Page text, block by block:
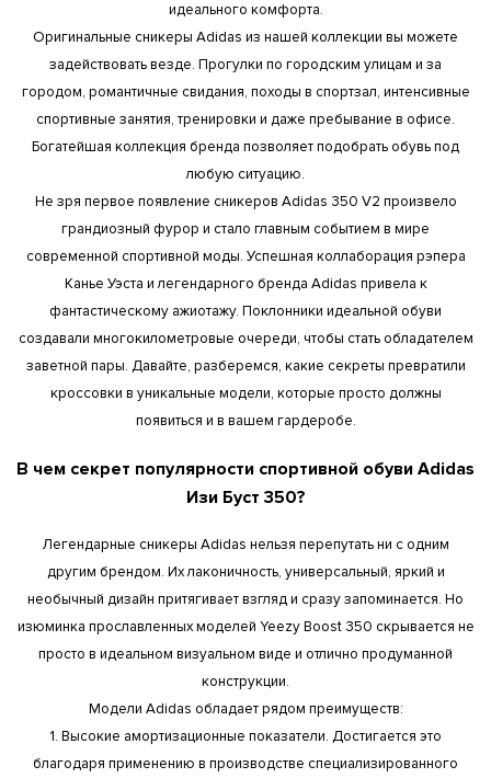
идеального комфорта.
Оригинальные сникеры Adidas из нашей коллекции вы можете
задействовать везде. Прогулки по городским улицам и за
городом, романтичные свидания, походы в спортзал, интенсивные
спортивные занятия, тренировки и даже пребывание в офисе.
Богатейшая коллекция бренда позволяет подобрать обувь под
любую ситуацию.
Не зря первое появление сникеров Adidas 350 V2 произвело
грандиозный фурор и стало главным событием в мире
современной спортивной моды. Успешная коллаборация рэпера
Канье Уэста и легендарного бренда Adidas привела к
фантастическому ажиотажу. Поклонники идеальной обуви
создавали многокилометровые очереди, чтобы стать обладателем
заветной пары. Давайте, разберемся, какие секреты превратили
кроссовки в уникальные модели, которые просто должны
появиться и в вашем гардеробе.
В чем секрет популярности спортивной обуви Adidas
Изи Буст 350?
Легендарные сникеры Adidas нельзя перепутать ни с одним
другим брендом. Их лаконичность, универсальный, яркий и
необычный дизайн притягивает взгляд и сразу запоминается. Но
изюминка прославленных моделей Yeezy Boost 350 скрывается не
просто в идеальном визуальном виде и отлично продуманной
конструкции.
Модели Adidas обладает рядом преимуществ:
1. Высокие амортизационные показатели. Достигается это
благодаря применению в производстве специализированного